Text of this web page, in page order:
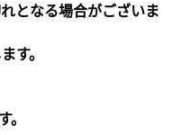
となる場合がございま
す。
。